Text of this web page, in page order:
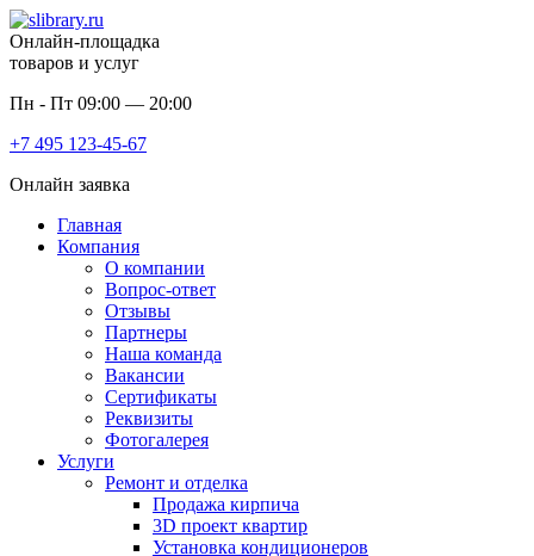
Онлайн-площадка
товаров и услуг
Пн - Пт 09:00 — 20:00
+7 495 123-45-67
Онлайн заявка
Главная
Компания
О компании
Вопрос-ответ
Отзывы
Партнеры
Наша команда
Вакансии
Сертификаты
Реквизиты
Фотогалерея
Услуги
Ремонт и отделка
Продажа кирпича
3D проект квартир
Установка кондиционеров